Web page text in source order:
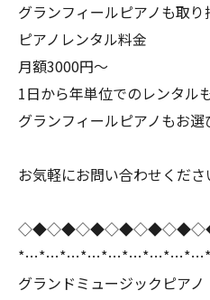
グランフィールピアノも取り
ピアノレンタル料金
月額3000円〜
1日から年単位でのレンタル
グランフィールピアノもお選
お気軽にお問い合わせくださ
グランドミュージックピアノ